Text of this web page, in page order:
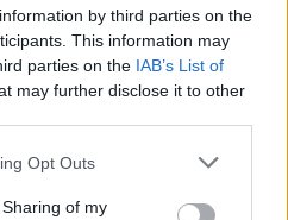
by third parties on the
This information may
parties on the IAB’s List of
may further disclose it to other
Opt Outs
of my